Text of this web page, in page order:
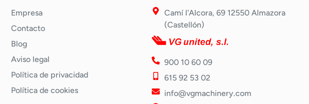
Empresa
Contacto
Blog
Aviso legal
Política de privacidad
Política de cookies
Camí l'Alcora, 69 12550 Almazora
(Castellón)
900 10 60 09
615 92 53 02
info@vgmachinery.com